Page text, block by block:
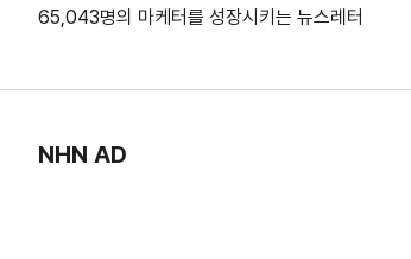
65,043명의 마케터를 성장시키는 뉴스레터
NHN AD